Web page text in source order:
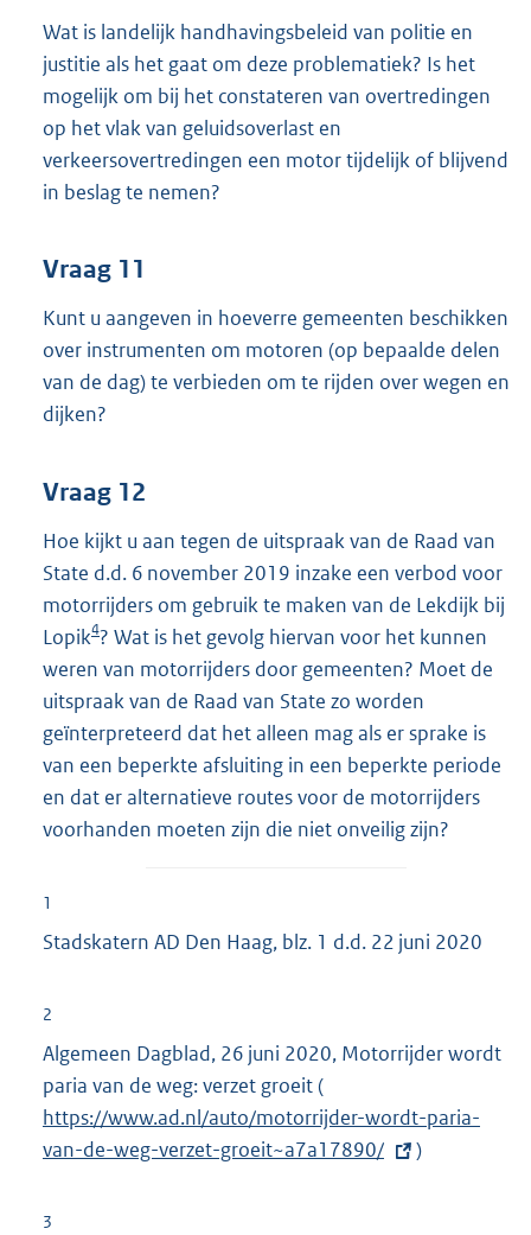
Wat is landelijk handhavingsbeleid van politie en
justitie als het gaat om deze problematiek? Is het
mogelijk om bij het constateren van overtredingen
op het vlak van geluidsoverlast en
verkeersovertredingen een motor tijdelijk of blijvend
in beslag te nemen?
Vraag 11
Kunt u aangeven in hoeverre gemeenten beschikken
over instrumenten om motoren (op bepaalde delen
van de dag) te verbieden om te rijden over wegen en
dijken?
Vraag 12
Hoe kijkt u aan tegen de uitspraak van de Raad van
State d.d. 6 november 2019 inzake een verbod voor
motorrijders om gebruik te maken van de Lekdijk bij
Lopik4? Wat is het gevolg hiervan voor het kunnen
weren van motorrijders door gemeenten? Moet de
uitspraak van de Raad van State zo worden
geïnterpreteerd dat het alleen mag als er sprake is
van een beperkte afsluiting in een beperkte periode
en dat er alternatieve routes voor de motorrijders
voorhanden moeten zijn die niet onveilig zijn?
1
Stadskatern AD Den Haag, blz. 1 d.d. 22 juni 2020
2
Algemeen Dagblad, 26 juni 2020, Motorrijder wordt
paria van de weg: verzet groeit(
x
t
https://www.ad.nl/auto/motorrijder-wordt-paria-
van-de-weg-verzet-groeit~a7a17890/
)
3